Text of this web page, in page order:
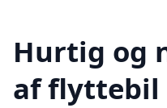
Hurtig og
af flyttebil